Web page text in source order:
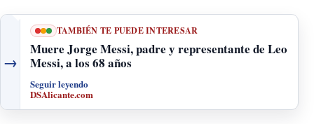
→
TAMBIÉN TE PUEDE INTERESAR
Muere Jorge Messi, padre y representante de Leo
Messi, a los 68 años
Seguir leyendo
DSAlicante.com